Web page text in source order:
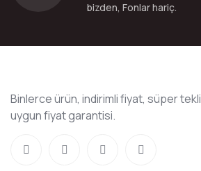
bizden, Fonlar hariç.
Binlerce ürün, indirimli fiyat, süper
uygun fiyat garantisi.